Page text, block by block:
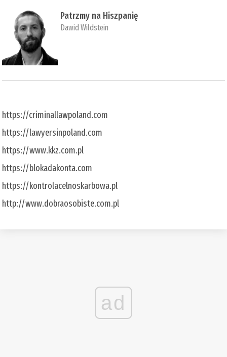
Patrzmy na Hiszpanię
Dawid Wildstein
https://criminallawpoland.com
https://lawyersinpoland.com
https://www.kkz.com.pl
https://blokadakonta.com
https://kontrolacelnoskarbowa.pl
http://www.dobraosobiste.com.pl
ad